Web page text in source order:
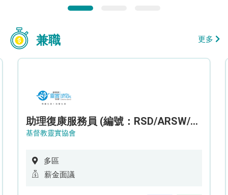
兼職 更多
助理復康服務員 (編號：RSD/ARSW/CTE)
基督教靈實協會
多區
薪金面議